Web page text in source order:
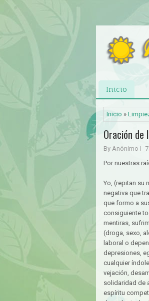
Inicio
Inicio »
Oración de
By Anónimo
Por nuestras
Yo, (repitan su
negativa que
que formo a
consiguiente
mentiras,
(droga, sexo,
laboral o
depresiones,
cualquier
vejación,
solidaridad de
espíritu